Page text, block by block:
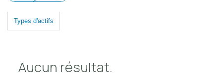
Types d'actifs
Aucun résultat.